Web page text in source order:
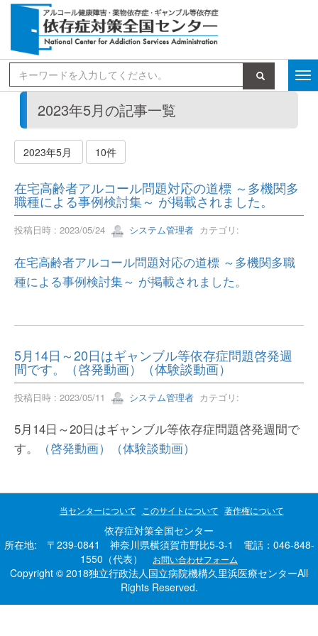
検索
2023年5月の記事一覧
2023年5月 10件
在宅高齢者アルコール問題対応の道標 ～多機関多
職種による事例検討集～ が掲載されました。
投稿日時 : 2023/05/24 システム管理者 カテゴリ:
在宅高齢者アルコール問題対応の道標 ～多機関多職
種による事例検討集～ が掲載されました。
5月14日～20日はギャンブル等依存症問題啓発週
間です。（啓発動画）（体験談動画）
投稿日時 : 2023/05/11 システム管理者 カテゴリ:
5月14日～20日はギャンブル等依存症問題啓発週間で
す。
（啓発動画） （体験談動画）
当センターについて このサイトについて 著作権について
依存症対策全国センター
所在地: 〒239-0841 神奈川県横須賀市野比5-3-1 電話：046-848-
1550（代表）
お問い合わせフォーム
Copyright © 2018独立行政法人国立病院機構久里浜医療センターAll
Rights Reserved.